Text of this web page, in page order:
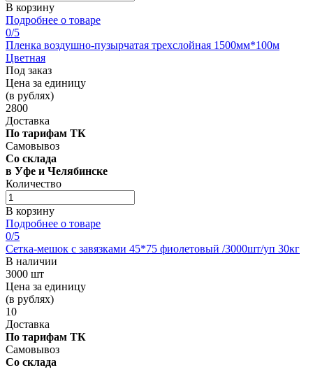
В корзину
Подробнее о товаре
0/5
Пленка воздушно-пузырчатая трехслойная 1500мм*100м
Цветная
Под заказ
Цена за единицу
(в рублях)
2800
Доставка
По тарифам ТК
Самовывоз
Со склада
в Уфе и Челябинске
Количество
В корзину
Подробнее о товаре
0/5
Сетка-мешок с завязками 45*75 фиолетовый /3000шт/уп 30кг
В наличии
3000 шт
Цена за единицу
(в рублях)
10
Доставка
По тарифам ТК
Самовывоз
Со склада